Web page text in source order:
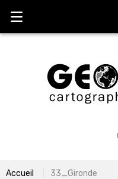
Accueil 33_Gironde